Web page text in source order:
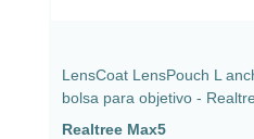
LensCoat LensPouch L
bolsa para objetivo -
Realtree Max5